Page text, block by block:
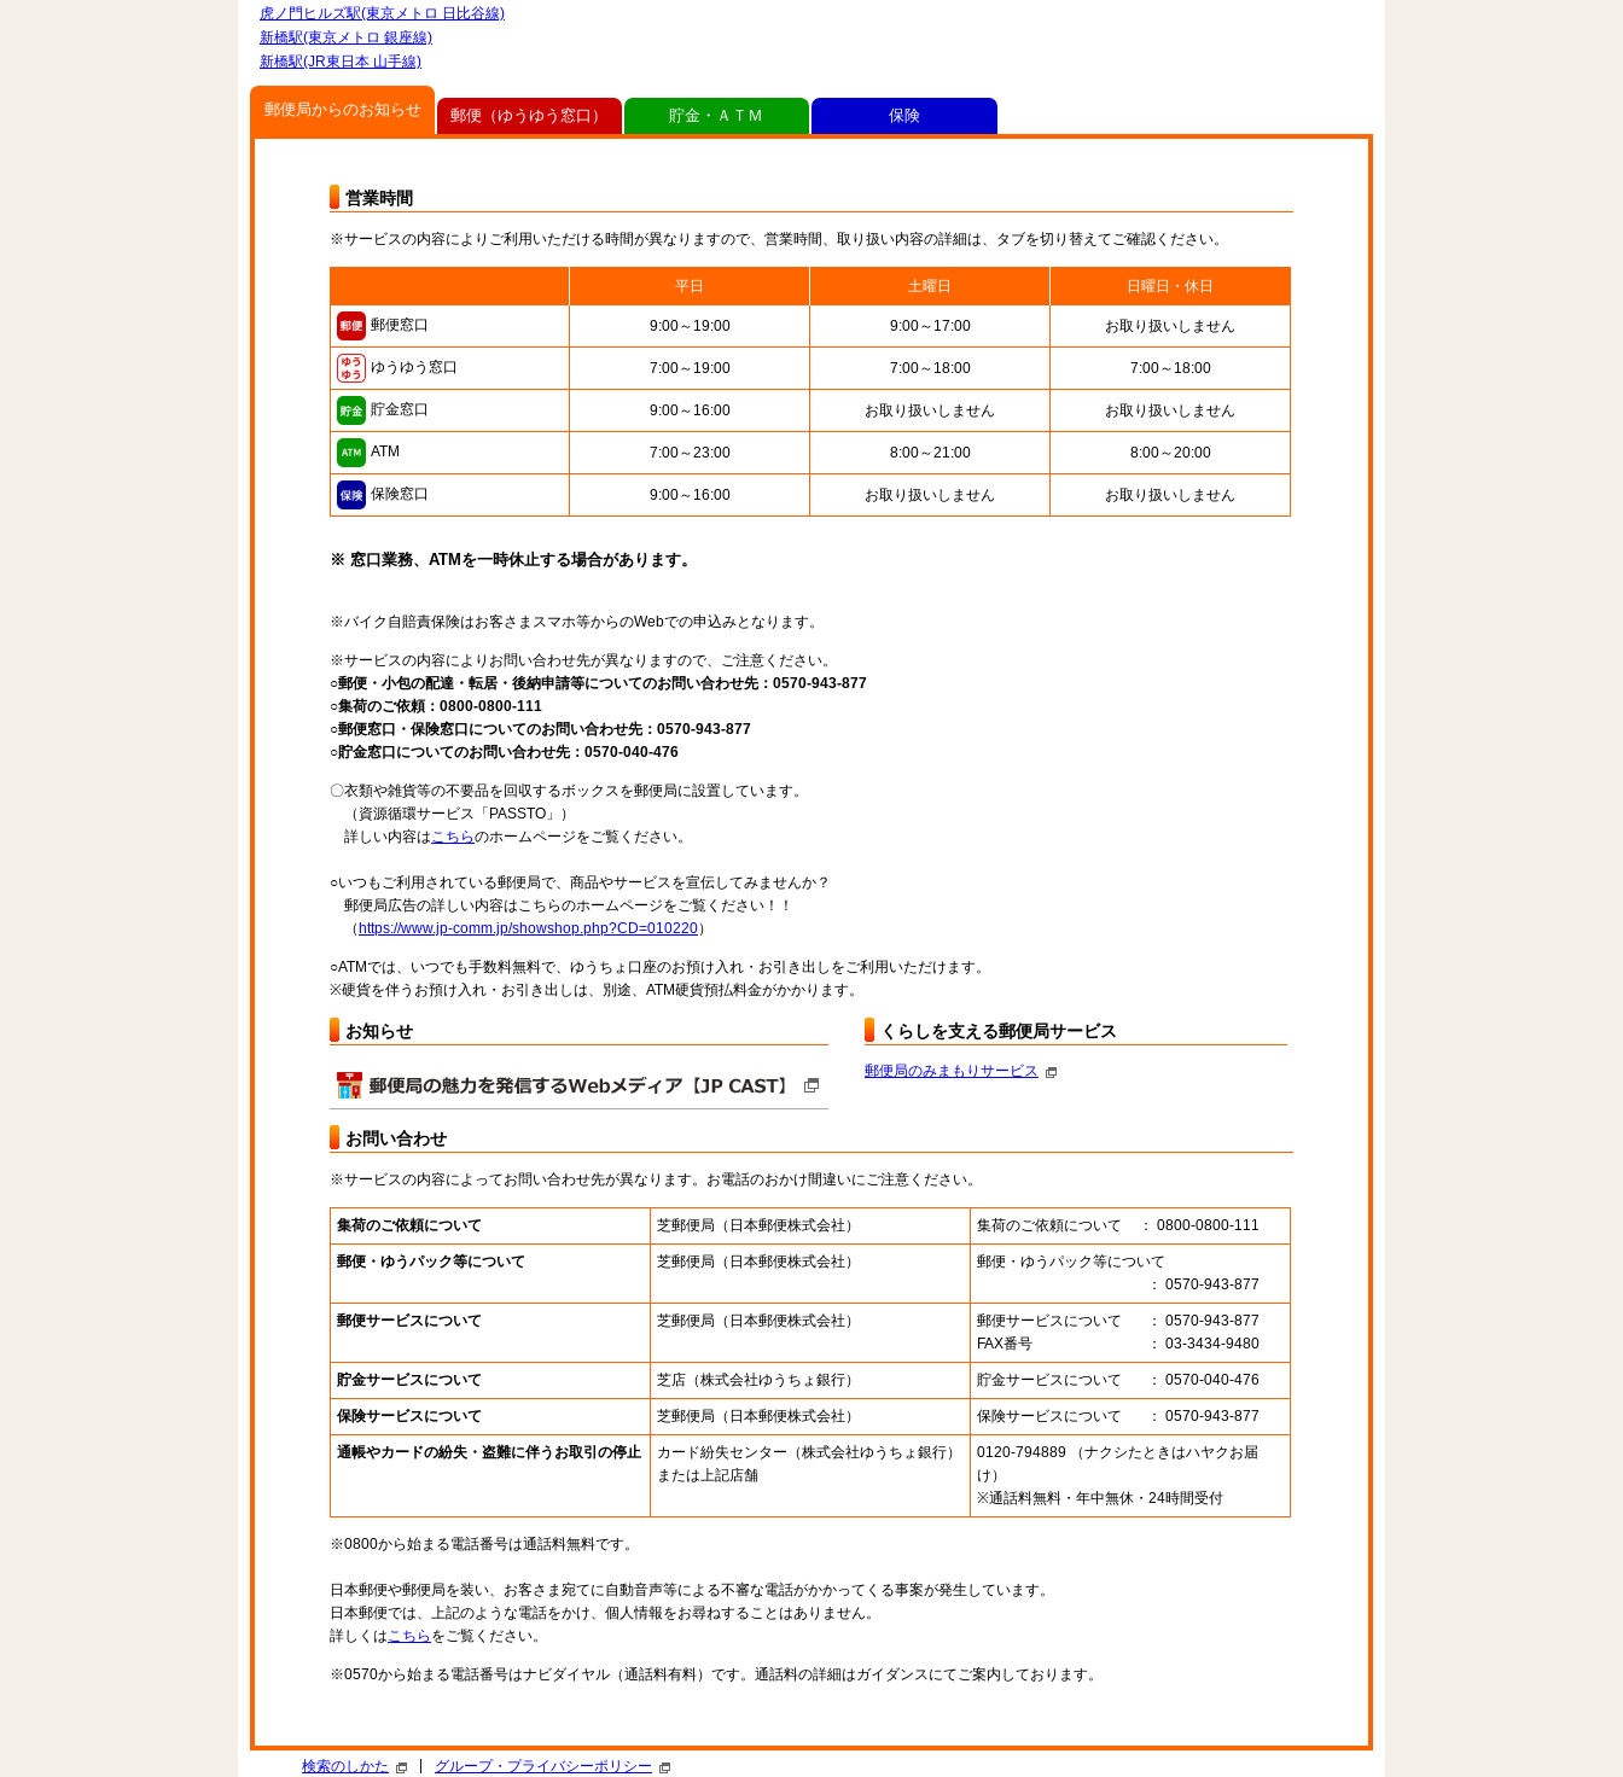
虎ノ門ヒルズ駅(東京メトロ 日比谷線)
新橋駅(東京メトロ 銀座線)
新橋駅(JR東日本 山手線)
郵便局からのお知らせ
営業時間
※サービスの内容によりご利用いただける時間が異なりますので、営業時間、取り扱い内容の詳細は、タブを切り替えてご確認ください。
平日 土曜日 日曜日・休日
郵便窓口 9:00～19:00 9:00～17:00 お取り扱いしません
ゆうゆう窓口 7:00～19:00 7:00～18:00 7:00～18:00
貯金窓口 9:00～16:00 お取り扱いしません お取り扱いしません
ATM 7:00～23:00 8:00～21:00 8:00～20:00
保険窓口 9:00～16:00 お取り扱いしません お取り扱いしません
※ 窓口業務、ATMを一時休止する場合があります。
※バイク自賠責保険はお客さまスマホ等からのWebでの申込みとなります。
※サービスの内容によりお問い合わせ先が異なりますので、ご注意ください。
○郵便・小包の配達・転居・後納申請等についてのお問い合わせ先：0570-943-877
○集荷のご依頼：0800-0800-111
○郵便窓口・保険窓口についてのお問い合わせ先：0570-943-877
○貯金窓口についてのお問い合わせ先：0570-040-476
〇衣類や雑貨等の不要品を回収するボックスを郵便局に設置しています。
（資源循環サービス「PASSTO」）
詳しい内容はこちらのホームページをご覧ください。
○いつもご利用されている郵便局で、商品やサービスを宣伝してみませんか？
郵便局広告の詳しい内容はこちらのホームページをご覧ください！！
（ https://www.jp-comm.jp/showshop.php?CD=010220）
○ATMでは、いつでも手数料無料で、ゆうちょ口座のお預け入れ・お引き出しをご利用いただけます。
※硬貨を伴うお預け入れ・お引き出しは、別途、ATM硬貨預払料金がかかります。
お知らせ くらしを支える郵便局サービス
郵便局のみまもりサービス
お問い合わせ
※サービスの内容によってお問い合わせ先が異なります。お電話のおかけ間違いにご注意ください。
集荷のご依頼について 芝郵便局 （日本郵便株式会社） 集荷のご依頼について ： 0800-0800-111
郵便・ゆうパック等について 芝郵便局 （日本郵便株式会社）
郵便・ゆうパック等について
： 0570-943-877
郵便サービスについて 芝郵便局 （日本郵便株式会社） 郵便サービスについて
： 0570-943-877
FAX番号
： 03-3434-9480
貯金サービスについて 芝店 （株式会社ゆうちょ銀行） 貯金サービスについて ： 0570-040-476
保険サービスについて 芝郵便局 （日本郵便株式会社） 保険サービスについて ： 0570-943-877
通帳やカードの紛失・盗難に伴うお取引の停止 カード紛失センター （株式会社ゆうちょ銀行）
または上記店舗
0120-794889 （ナクシたときはハヤクお届
け）
※通話料無料・年中無休・24時間受付
※0800から始まる電話番号は通話料無料です。
日本郵便や郵便局を装い、お客さま宛てに自動音声等による不審な電話がかかってくる事案が発生しています。
日本郵便では、上記のような電話をかけ、個人情報をお尋ねすることはありません。
詳しくはこちら をご覧ください。
※0570から始まる電話番号はナビダイヤル（通話料有料）です。通話料の詳細はガイダンスにてご案内しております。
郵便（ゆうゆう窓口） 貯金・ＡＴＭ 保険
検索のしかた グループ・プライバシーポリシー